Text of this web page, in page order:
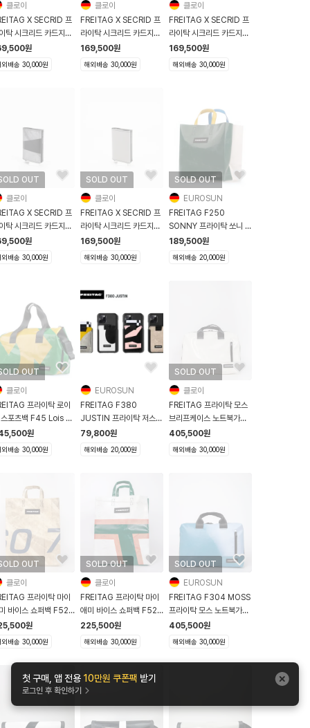
첫 구매, 앱 전용 10만원 쿠폰팩 받기
로그인 후 확인하기
클로이
X SECRID 프
탁 시크리드 카드지갑
화이트 블랙
원
외배송 30,000원
클로이
FREITAG X SECRID 프
라이탁 시크리드 카드지갑
F705 그린 멀티
169,500원
해외배송 30,000원
클로이
FREITAG X SECRID 프
라이탁 시크리드 카드지갑
F705 화이트 블루
169,500원
해외배송 30,000원
OUT
클로이
X SECRID 프
탁 시크리드 카드지갑
실버그레이 블랙
원
외배송 30,000원
SOLD OUT
클로이
FREITAG X SECRID 프
라이탁 시크리드 카드지갑
F705 그레이
169,500원
해외배송 30,000원
SOLD OUT
EUROSUN
FREITAG F250
SONNY 프라이탁 쏘니 미
니쇼퍼백 다크그린 화이트
189,500원
해외배송 20,000원
OUT
클로이
프라이탁 로이
포츠백 F45 Lois 그
로우 원
외배송 30,000원
EUROSUN
FREITAG F380
JUSTIN 프라이탁 저스틴
모음
79,800원
해외배송 20,000원
SOLD OUT
클로이
FREITAG 프라이탁 모스
브리프케이스 노트북가방
F304 Moss 화이트
405,500원
해외배송 30,000원
OUT
클로이
프라이탁 마이
바이스 쇼퍼백 F52
Vice 아이보리 그
원
외배송 30,000원
SOLD OUT
클로이
FREITAG 프라이탁 마이
애미 바이스 쇼퍼백 F52
Miami Vice 그린 화이트
225,500원
해외배송 30,000원
SOLD OUT
EUROSUN
FREITAG F304 MOSS
프라이탁 모스 노트북가방
구름전사
405,500원
해외배송 30,000원